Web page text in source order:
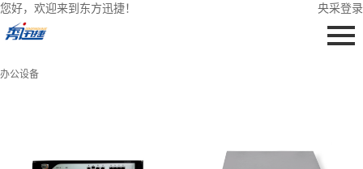
您好，欢迎来到东方迅捷！ 央采登录
办公设备